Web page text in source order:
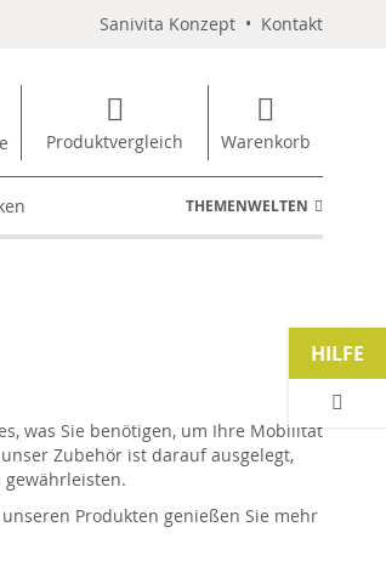
Sanivita Konzept • Kontakt
Produktvergleich Warenkorb
THEMENWELTEN
was Sie benötigen, um Ihre Mobilität
Zubehör ist darauf ausgelegt,
Produkten genießen Sie mehr
HILFE